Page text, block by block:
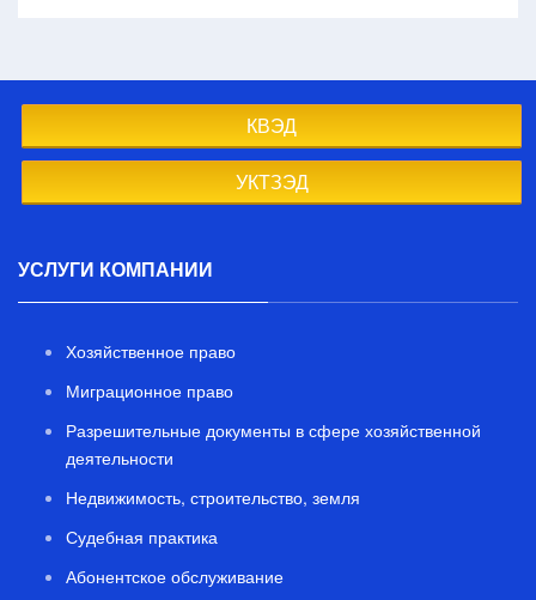
КВЭД
УКТЗЭД
УСЛУГИ КОМПАНИИ
Хозяйственное право
Миграционное право
Разрешительные документы в сфере хозяйственной
деятельности
Недвижимость, строительство, земля
Судебная практика
Абонентское обслуживание